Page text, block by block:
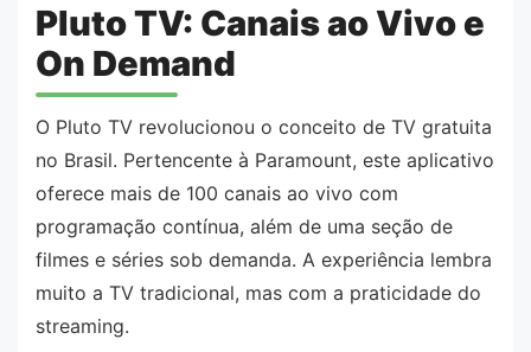
Pluto TV: Canais ao Vivo e
On Demand
O Pluto TV revolucionou o conceito de TV gratuita
no Brasil. Pertencente à Paramount, este aplicativo
oferece mais de 100 canais ao vivo com
programação contínua, além de uma seção de
filmes e séries sob demanda. A experiência lembra
muito a TV tradicional, mas com a praticidade do
streaming.